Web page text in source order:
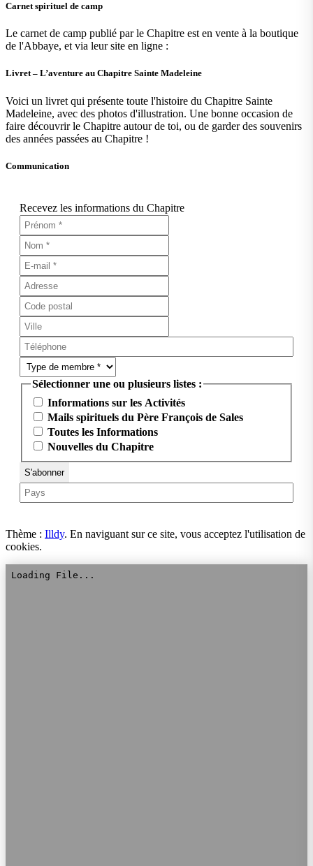
Carnet spirituel de camp
Le carnet de camp publié par le Chapitre est en vente à la boutique
de l'Abbaye, et via leur site en ligne :
Livret – L’aventure au Chapitre Sainte Madeleine
Voici un livret qui présente toute l'histoire du Chapitre Sainte
Madeleine, avec des photos d'illustration. Une bonne occasion de
faire découvrir le Chapitre autour de toi, ou de garder des souvenirs
des années passées au Chapitre !
Communication
Recevez les informations du Chapitre
Sélectionner une ou plusieurs listes :
Informations sur les Activités
Mails spirituels du Père François de Sales
Toutes les Informations
Nouvelles du Chapitre
Thème : Illdy. En naviguant sur ce site, vous acceptez l'utilisation de
cookies.